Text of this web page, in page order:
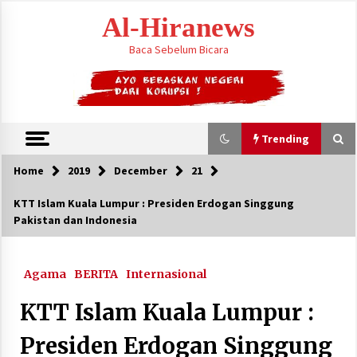
Al-Hiranews
Baca Sebelum Bicara
Trending
Trending
Jelang Armuzna, Kemenhaj Fokus Layani
Jemaah di Makkah
Home 2019 December 21
KTT Islam Kuala Lumpur : Presiden Erdogan Singgung
Pakistan dan Indonesia
Agama BERITA Internasional
KTT Islam Kuala Lumpur :
Presiden Erdogan Singgung